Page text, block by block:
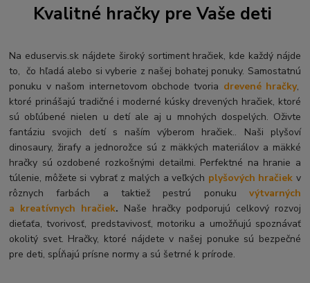
Kvalitné hračky pre Vaše deti
Na eduservis.sk nájdete široký sortiment hračiek, kde každý nájde
to, čo hľadá alebo si vyberie z našej bohatej ponuky. Samostatnú
ponuku v našom internetovom obchode tvoria drevené hračky,
ktoré prinášajú tradičné i moderné kúsky drevených hračiek, ktoré
sú obľúbené nielen u detí ale aj u mnohých dospelých. Oživte
fantáziu svojich detí s naším výberom hračiek.. Naši plyšoví
dinosaury, žirafy a jednorožce sú z mäkkých materiálov a mäkké
hračky sú ozdobené rozkošnými detailmi. Perfektné na hranie a
túlenie, môžete si vybrať z malých a veľkých plyšových hračiek v
rôznych farbách a taktiež pestrú ponuku výtvarných
a kreatívnych hračiek. Naše hračky podporujú celkový rozvoj
dieťaťa, tvorivosť, predstavivosť, motoriku a umožňujú spoznávať
okolitý svet. Hračky, ktoré nájdete v našej ponuke sú bezpečné
pre deti, spĺňajú prísne normy a sú šetrné k prírode.